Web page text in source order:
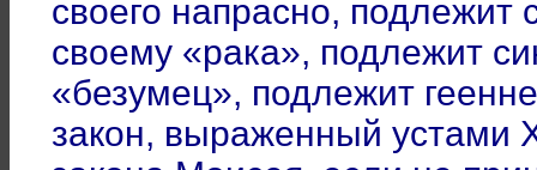
своего напрасно, подлежит
своему «рака», подлежит
«безумец», подлежит
закон, выраженный устами